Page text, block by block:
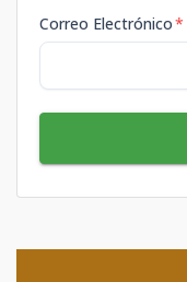
Correo Electrónico*